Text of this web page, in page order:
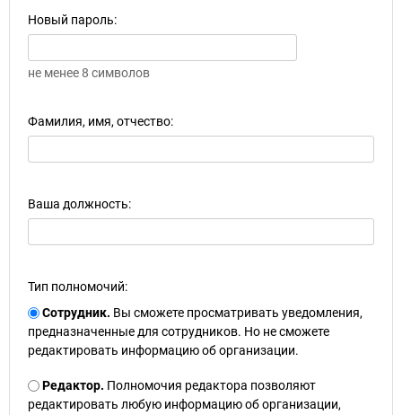
Новый пароль:
не менее 8 символов
Фамилия, имя, отчество:
Ваша должность:
Тип полномочий:
Сотрудник. Вы сможете просматривать уведомления,
предназначенные для сотрудников. Но не сможете
редактировать информацию об организации.
Редактор. Полномочия редактора позволяют
редактировать любую информацию об организации,